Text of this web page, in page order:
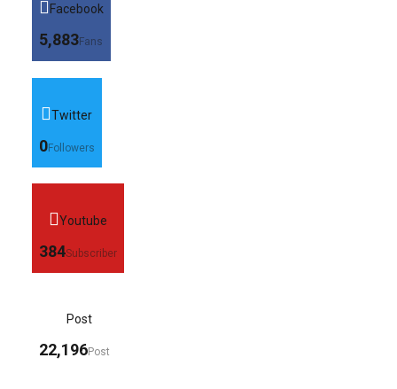
Facebook
5,883Fans
Twitter
0Followers
Youtube
384Subscriber
Post
22,196Post